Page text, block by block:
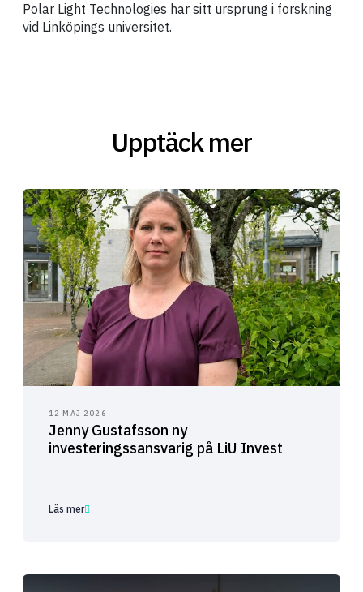
Polar Light Technologies har sitt ursprung i forskning
vid Linköpings universitet.
Upptäck mer
12 MAJ 2026
Jenny Gustafsson ny
investeringssansvarig på LiU Invest
Läs mer